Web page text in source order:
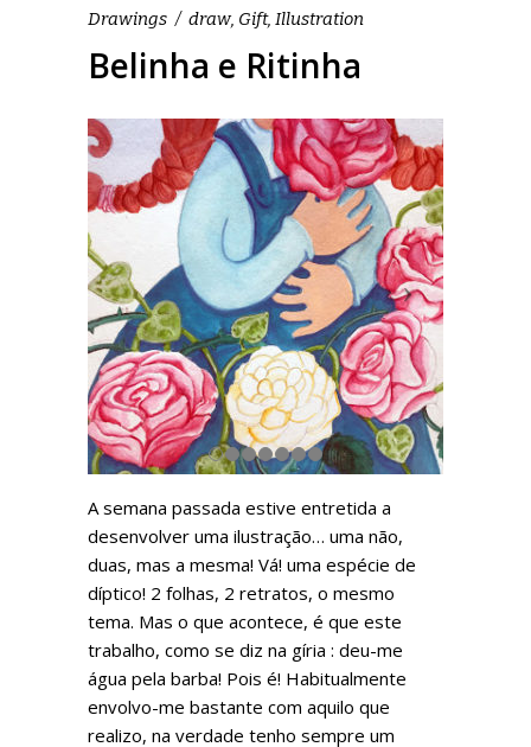
Drawings draw, Gift, Illustration
Belinha e Ritinha
A semana passada estive entretida a
desenvolver uma ilustração… uma não,
duas, mas a mesma! Vá! uma espécie de
díptico! 2 folhas, 2 retratos, o mesmo
tema. Mas o que acontece, é que este
trabalho, como se diz na gíria : deu-me
água pela barba! Pois é! Habitualmente
envolvo-me bastante com aquilo que
realizo, na verdade tenho sempre um